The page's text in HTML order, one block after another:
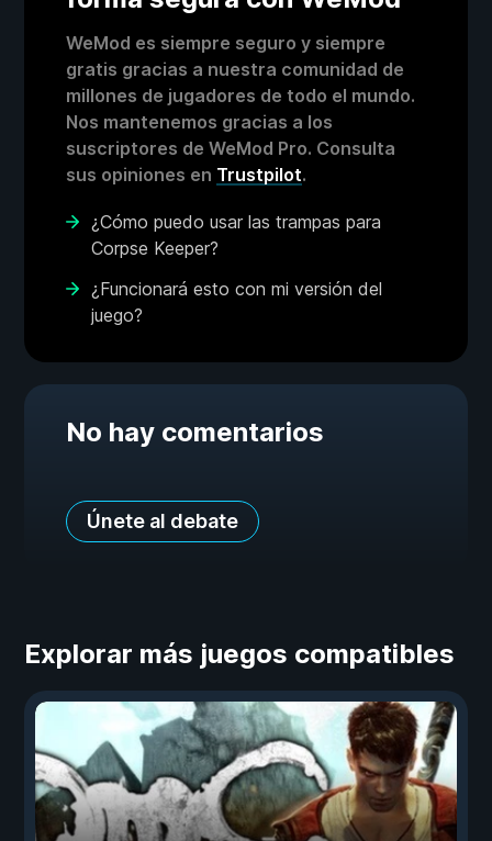
WeMod es siempre seguro y siempre
gratis gracias a nuestra comunidad de
millones de jugadores de todo el mundo.
Nos mantenemos gracias a los
suscriptores de WeMod Pro. Consulta
sus opiniones en Trustpilot.
¿Cómo puedo usar las trampas para
Corpse Keeper?
¿Funcionará esto con mi versión del
juego?
No hay comentarios
Únete al debate
Explorar más juegos compatibles